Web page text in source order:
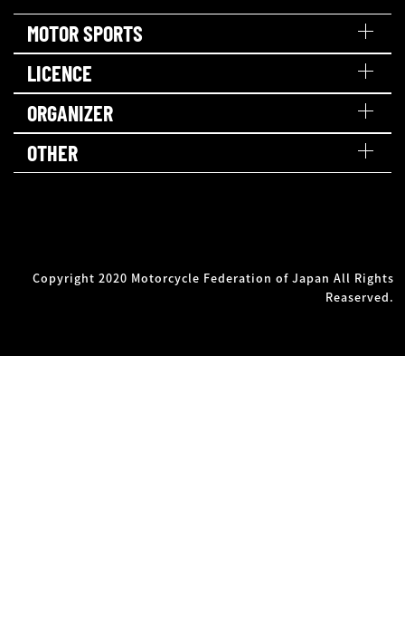
MOTOR SPORTS
LICENCE
ORGANIZER
OTHER
Copyright 2020 Motorcycle Federation of Japan All Rights
Reaserved.